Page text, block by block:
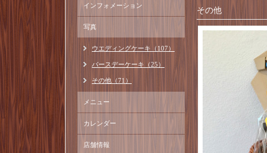
その他
インフォメーション
写真
ウエディングケーキ（107）
バースデーケーキ（25）
その他（71）
メニュー
カレンダー
店舗情報